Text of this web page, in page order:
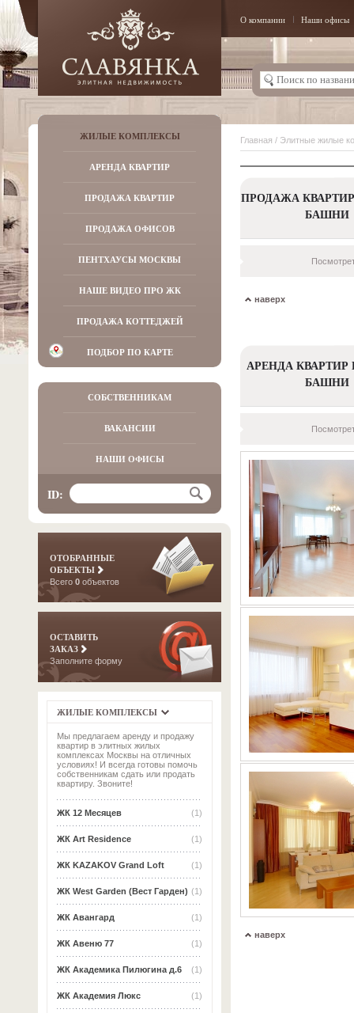
О компании Наши офисы
ЖИЛЫЕ КОМПЛЕКСЫ
АРЕНДА КВАРТИР
ПРОДАЖА КВАРТИР
ПРОДАЖА ОФИСОВ
ПЕНТХАУСЫ МОСКВЫ
НАШЕ ВИДЕО ПРО ЖК
ПРОДАЖА КОТТЕДЖЕЙ
ПОДБОР ПО КАРТЕ
СОБСТВЕННИКАМ
ВАКАНСИИ
НАШИ ОФИСЫ
ID:
ОТОБРАННЫЕ
ОБЪЕКТЫ
Всего 0 объектов
ОСТАВИТЬ
ЗАКАЗ
Заполните форму
ЖИЛЫЕ КОМПЛЕКСЫ
Мы предлагаем аренду и продажу
квартир в элитных жилых
комплексах Москвы на отличных
условиях! И всегда готовы помочь
собственникам сдать или продать
квартиру. Звоните!
(1)
ЖК 12 Месяцев
(1)
ЖК Art Residence
(1)
ЖК KAZAKOV Grand Loft
(1)
ЖК West Garden (Вест Гарден)
(1)
ЖК Авангард
(1)
ЖК Авеню 77
(1)
ЖК Академика Пилюгина д.6
(1)
ЖК Академия Люкс
Главная / Элитные жилые
ПРОДАЖА
БАШНИ
наверх
АРЕНДА
БАШНИ
наверх